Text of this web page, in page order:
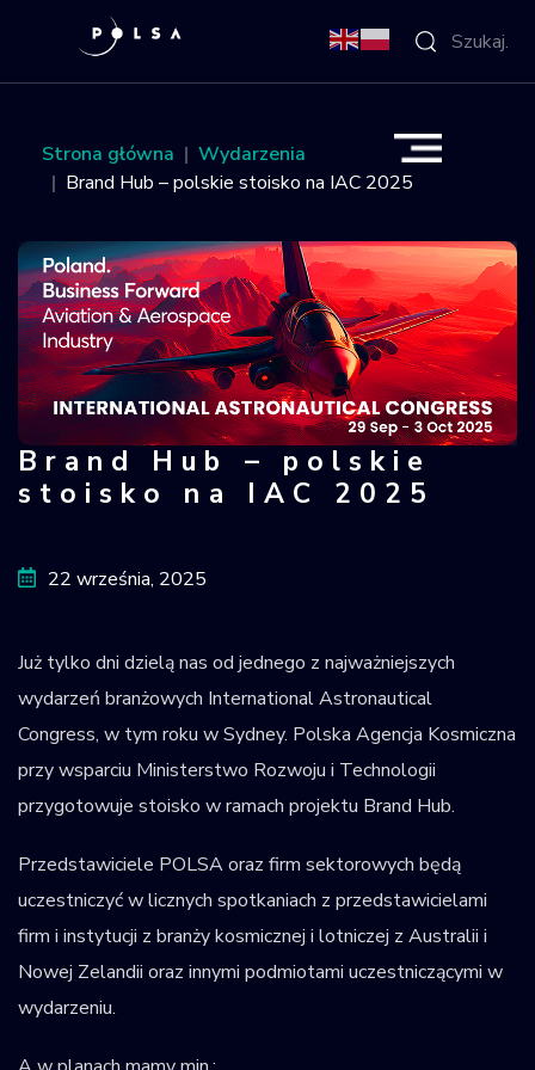
O Agencji
Misja IGNIS
NSIS
Sektor
Polska w
kosmosie
Krajowy Rejestr
Obiektów
Strona główna
Wydarzenia
Brand Hub – polskie stoisko na IAC 2025
Brand Hub – polskie stoisko na IAC
Brand Hub – polskie
stoisko na IAC 2025
22 września, 2025
Już tylko dni dzielą nas od jednego z najważniejszych
wydarzeń branżowych International Astronautical
Congress, w tym roku w Sydney. Polska Agencja Kosmiczna
przy wsparciu Ministerstwo Rozwoju i Technologii
przygotowuje stoisko w ramach projektu Brand Hub.
Przedstawiciele POLSA oraz firm sektorowych będą
uczestniczyć w licznych spotkaniach z przedstawicielami
firm i instytucji z branży kosmicznej i lotniczej z Australii i
Nowej Zelandii oraz innymi podmiotami uczestniczącymi w
wydarzeniu.